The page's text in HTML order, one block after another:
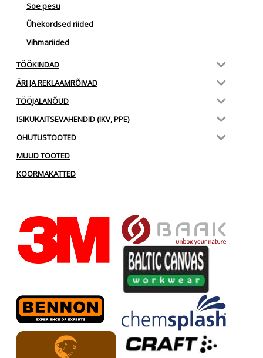
Soe pesu
Ühekordsed riided
Vihmariided
TÖÖKINDAD
ÄRI JA REKLAAMRÕIVAD
TÖÖJALANÕUD
ISIKUKAITSEVAHENDID (IKV, PPE)
OHUTUSTOOTED
MUUD TOOTED
KOORMAKATTED